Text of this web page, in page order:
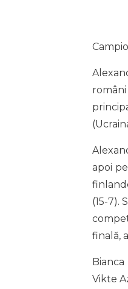
apoi
(15-7).
finală,
Vikte